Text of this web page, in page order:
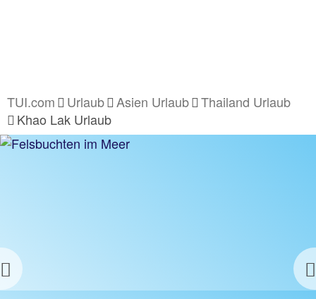
TUI.com Urlaub Asien Urlaub
Thailand Urlaub
Khao Lak Urlaub
Previous